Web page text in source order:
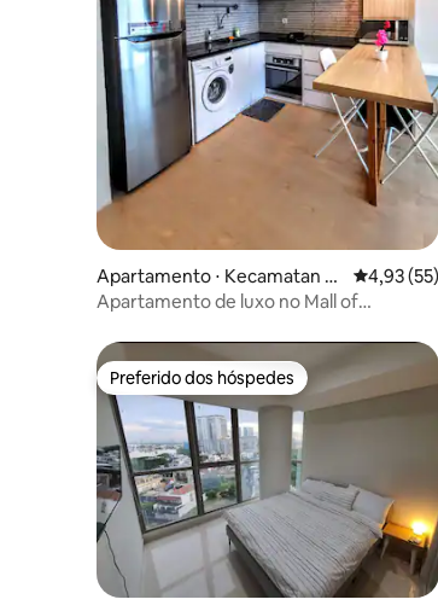
Apartamento ⋅ Kecamatan K
elapa Gading
4,93 de
4,93 (55)
Apartamento de luxo no Mall of
Preferido dos hóspedes
Preferido dos hóspedes